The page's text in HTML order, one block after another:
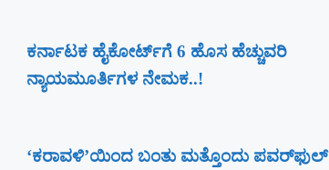
ಕರ್ನಾಟಕ ಹೈಕೋರ್ಟ್‌ಗೆ 6 ಹೊಸ ಹೆಚ್ಚುವರಿ
ನ್ಯಾಯಮೂರ್ತಿಗಳ ನೇಮಕ..!
‘ಕರಾವಳಿ’ಯಿಂದ ಬಂತು ಮತ್ತೊಂದು ಪವರ್‌ಫುಲ್